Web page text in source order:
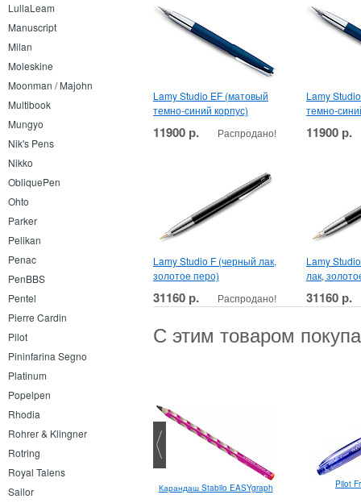
LullaLeam
Manuscript
Milan
Moleskine
Moonman / Majohn
Multibook
Mungyo
Nik's Pens
Nikko
ObliquePen
Ohto
Parker
Pelikan
Penac
PenBBS
Pentel
Pierre Cardin
Pilot
Pininfarina Segno
Platinum
Popelpen
Rhodia
Rohrer & Klingner
Rotring
Royal Talens
Sailor
Lamy Studio EF (матовый
темно-синий корпус)
11900 р. Распродано!
Lamy
темно-
11900 р.
Lamy Studio F (черный лак,
золотое перо)
31160 р. Распродано!
Lamy
лак,
31160 р.
С этим товаром
Карандаш Stabilo EASYgraph Pilot